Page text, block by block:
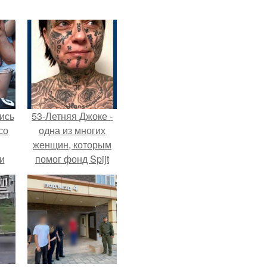
53-Летняя Джоке -
одна из многих
женщин, которым
помог фонд Spijt
van Tattoo,
основанный в
Роттердаме.